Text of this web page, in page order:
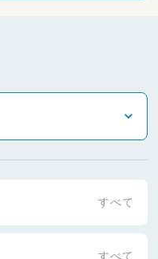
すべて
すべて